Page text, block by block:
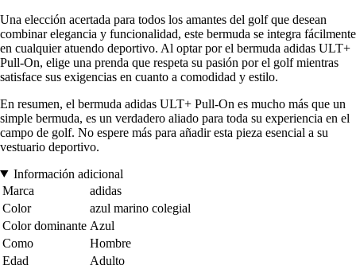
Una elección acertada para todos los amantes del golf que desean
combinar elegancia y funcionalidad, este bermuda se integra fácilmente
en cualquier atuendo deportivo. Al optar por el bermuda adidas ULT+
Pull-On, elige una prenda que respeta su pasión por el golf mientras
satisface sus exigencias en cuanto a comodidad y estilo.
En resumen, el bermuda adidas ULT+ Pull-On es mucho más que un
simple bermuda, es un verdadero aliado para toda su experiencia en el
campo de golf. No espere más para añadir esta pieza esencial a su
vestuario deportivo.
Información adicional
Marca
adidas
Color
azul marino colegial
Color dominante Azul
Como
Hombre
Edad
Adulto